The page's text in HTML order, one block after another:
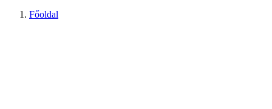
Főoldal